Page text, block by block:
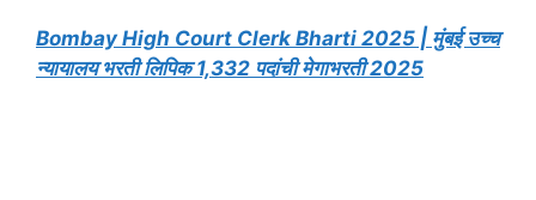
Bombay High Court Clerk Bharti 2025 | मुंबई उच्च
न्यायालय भरती लिपिक 1,332 पदांची मेगाभरती 2025